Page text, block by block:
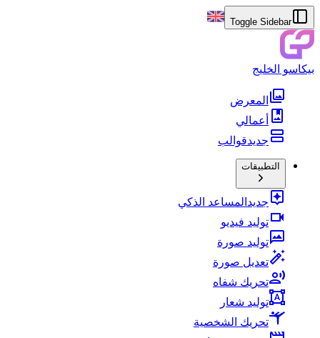
Toggle Sidebar
بيكاسو الخليج
المعرض
أعمالي
جديدقوالب
التطبيقات
جديد المساعد الذكي
توليد فيديو
توليد صورة
تعديل صورة
تحريك شفاه
توليد شعار
تحريك الشخصية